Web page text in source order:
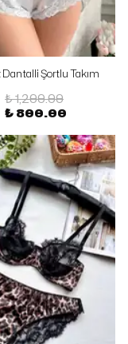
Dantalli Şortlu Takım
₺ 1,200.00
₺ 800.00